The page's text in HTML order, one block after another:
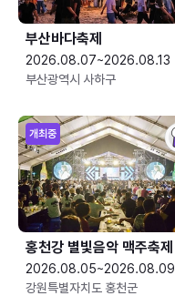
부산바다축제
2026.08.07~2026.08.13
부산광역시 사하구
개최중
홍천강 별빛음악 맥주축제
2026.08.05~2026.08.09
강원특별자치도 홍천군